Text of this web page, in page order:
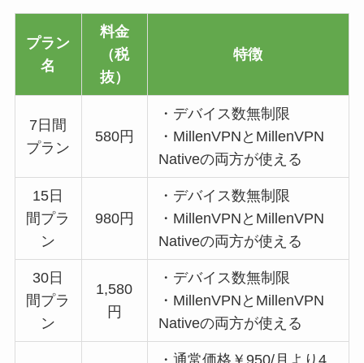
プラン
名
料金
（税
抜）
特徴
7日間
プラン
580円
・デバイス数無制限
・MillenVPNとMillenVPN
Nativeの両方が使える
15日
間プラ
ン
980円
・デバイス数無制限
・MillenVPNとMillenVPN
Nativeの両方が使える
30日
間プラ
ン
1,580
円
・デバイス数無制限
・MillenVPNとMillenVPN
Nativeの両方が使える
・通常価格￥950/月より4